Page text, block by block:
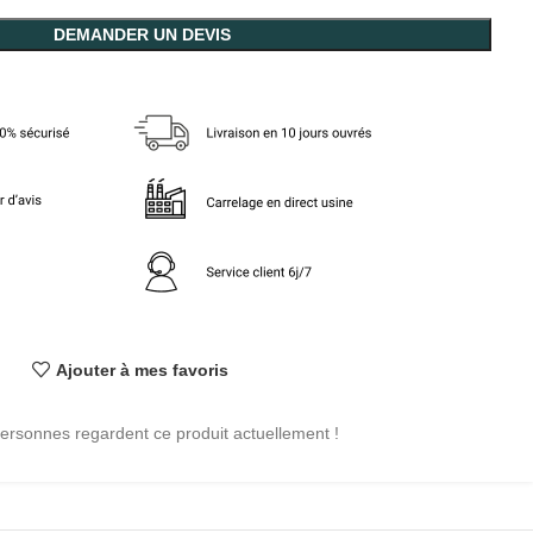
DEMANDER UN DEVIS
Ajouter à mes favoris
regardent ce produit actuellement !